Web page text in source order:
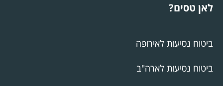
לאן טסים?
ביטוח נסיעות לאירופה
ביטוח נסיעות לארה"ב